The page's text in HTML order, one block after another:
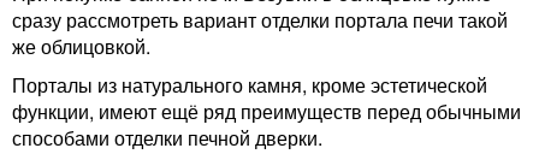
сразу рассмотреть вариант отделки портала печи такой
же облицовкой.
Порталы из натурального камня, кроме эстетической
функции, имеют ещё ряд преимуществ перед обычными
способами отделки печной дверки.